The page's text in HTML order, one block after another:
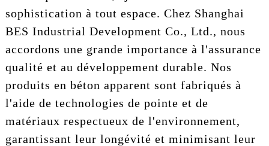
sophistication à tout espace. Chez Shanghai
BES Industrial Development Co., Ltd., nous
accordons une grande importance à l'assurance
qualité et au développement durable. Nos
produits en béton apparent sont fabriqués à
l'aide de technologies de pointe et de
matériaux respectueux de l'environnement,
garantissant leur longévité et minimisant leur